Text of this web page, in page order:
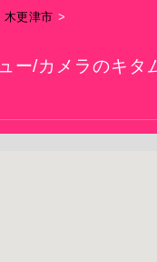
木更津市 >
ー/カメラのキタ